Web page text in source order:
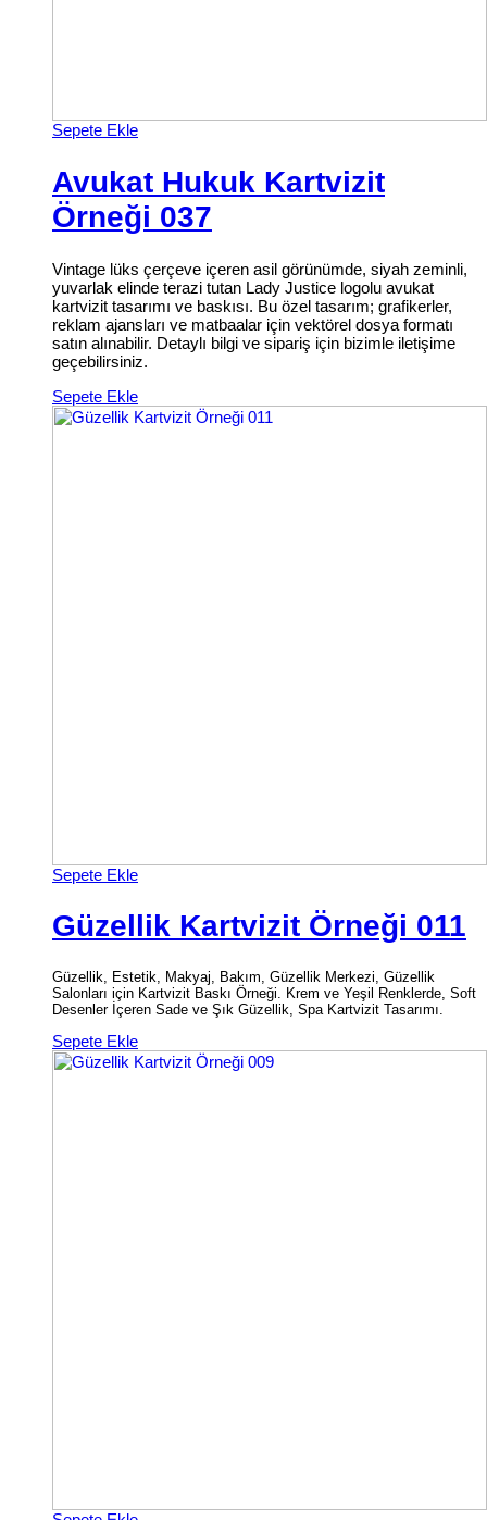
Sepete Ekle
Avukat Hukuk Kartvizit
Örneği 037
Vintage lüks çerçeve içeren asil görünümde, siyah zeminli,
yuvarlak elinde terazi tutan Lady Justice logolu avukat
kartvizit tasarımı ve baskısı. Bu özel tasarım; grafikerler,
reklam ajansları ve matbaalar için vektörel dosya formatı
satın alınabilir. Detaylı bilgi ve sipariş için bizimle iletişime
geçebilirsiniz.
Sepete Ekle
Sepete Ekle
Güzellik Kartvizit Örneği 011
Güzellik, Estetik, Makyaj, Bakım, Güzellik Merkezi, Güzellik
Salonları için Kartvizit Baskı Örneği. Krem ve Yeşil Renklerde, Soft
Desenler İçeren Sade ve Şık Güzellik, Spa Kartvizit Tasarımı.
Sepete Ekle